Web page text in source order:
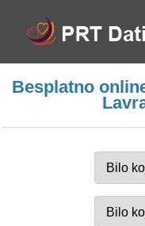
Besplatno